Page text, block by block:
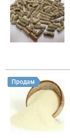
Продам